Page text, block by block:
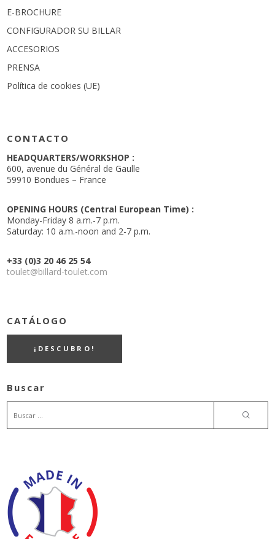
E-BROCHURE
CONFIGURADOR SU BILLAR
ACCESORIOS
PRENSA
Política de cookies (UE)
CONTACTO
HEADQUARTERS/WORKSHOP :
600, avenue du Général de Gaulle
59910 Bondues – France
OPENING HOURS (Central European Time) :
Monday-Friday 8 a.m.-7 p.m.
Saturday: 10 a.m.-noon and 2-7 p.m.
+33 (0)3 20 46 25 54
toulet@billard-toulet.com
CATÁLOGO
¡DESCUBRO!
Buscar